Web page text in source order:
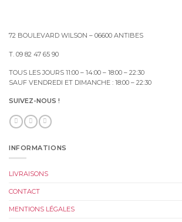
72 BOULEVARD WILSON – 06600 ANTIBES
T. 09 82 47 65 90
TOUS LES JOURS 11:00 – 14:00 – 18:00 – 22:30
SAUF VENDREDI ET DIMANCHE : 18:00 – 22:30
SUIVEZ-NOUS !
INFORMATIONS
LIVRAISONS
CONTACT
MENTIONS LÉGALES